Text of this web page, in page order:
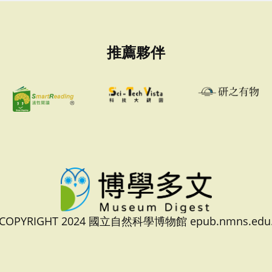
推薦夥伴
2024 國立自然科學博物館